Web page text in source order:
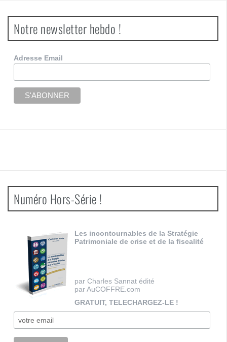
Notre newsletter hebdo !
Adresse Email
Numéro Hors-Série !
Les incontournables de la Stratégie
Patrimoniale de crise et de la fiscalité
par Charles Sannat édité
par AuCOFFRE.com
GRATUIT, TELECHARGEZ-LE !